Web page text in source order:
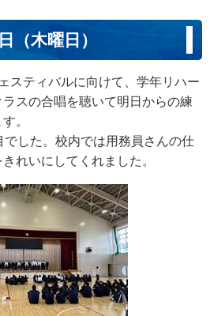
（木曜日）
スティバルに向けて、学年リハー
スの合唱を聴いて明日からの練
。
した。校内では用務員さんの仕
れいにしてくれました。